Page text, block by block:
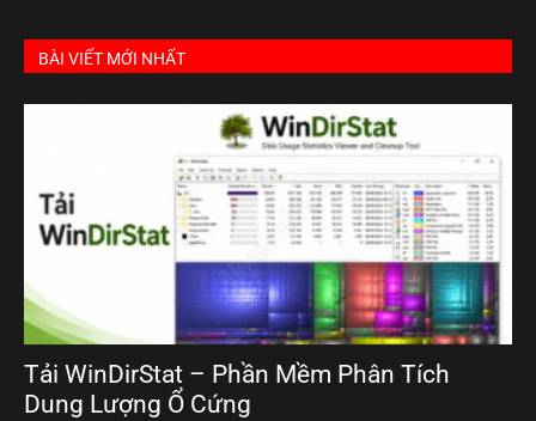
BÀI VIẾT MỚI NHẤT
Tải WinDirStat – Phần Mềm Phân Tích
Dung Lượng Ổ Cứng